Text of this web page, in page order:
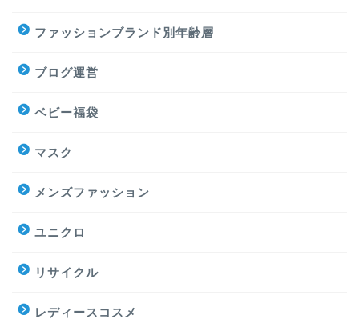
ファッションブランド別年齢層
ブログ運営
ベビー福袋
マスク
メンズファッション
ユニクロ
リサイクル
レディースコスメ